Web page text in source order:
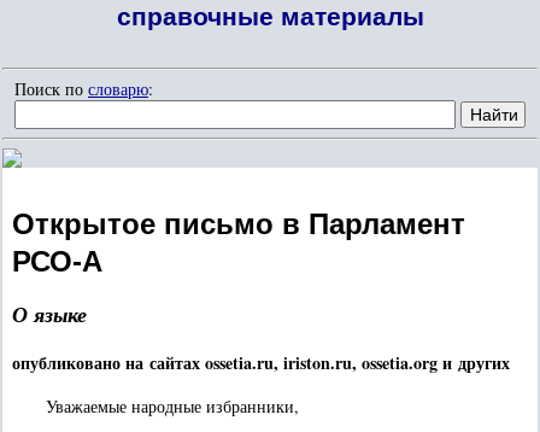
справочные материалы
Поиск по словарю:
Открытое письмо в Парламент
РСО-А
О языке
опубликовано на сайтах ossetia.ru, iriston.ru, ossetia.org и других
Уважаемые народные избранники,